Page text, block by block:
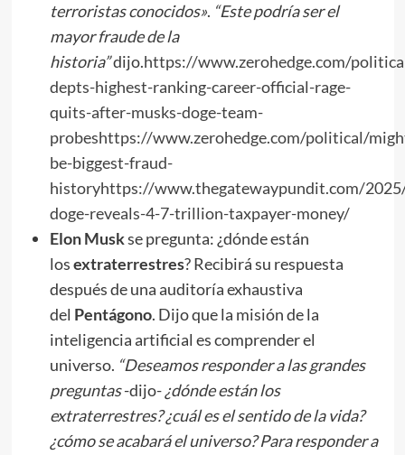
terroristas conocidos». “Este podría ser el
mayor fraude de la
historia”dijo.https://www.zerohedge.com/
depts-highest-ranking-career-official-rage-
quits-after-musks-doge-team-
probeshttps://www.zerohedge.com/political/
be-biggest-fraud-
historyhttps://www.thegatewaypundit.com/
doge-reveals-4-7-trillion-taxpayer-money/
ElonMuskse pregunta: ¿dónde están
losextraterrestres? Recibirá su respuesta
después de una auditoría exhaustiva
del Pentágono. Dijo que la misión de la
inteligencia artificial es comprender el
universo. “Deseamos responder a las grandes
preguntas-dijo-¿dónde están los
extraterrestres? ¿cuál es el sentido de la vida?
¿cómo se acabará el universo? Para responder a